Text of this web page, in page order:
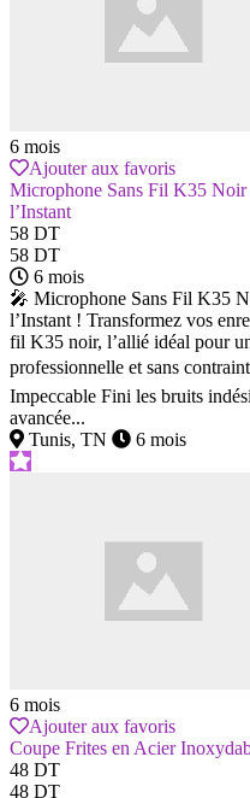
6 mois
Ajouter aux favoris
Microphone Sans Fil K35
l’Instant
58 DT
58 DT
6 mois
🎤 Microphone Sans Fil K35
l’Instant ! Transformez vos
fil K35 noir, l’allié idéal pour
professionnelle et sans
Impeccable Fini les bruits
avancée...
Tunis, TN
6 mois
6 mois
Ajouter aux favoris
Coupe Frites en Acier
48 DT
48 DT